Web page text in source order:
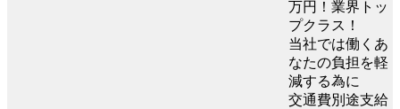
万円！業界トッ
プクラス！
当社では働くあ
なたの負担を軽
減する為に
交通費別途支給